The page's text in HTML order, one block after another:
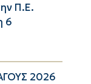
Π.Ε.
6
2026